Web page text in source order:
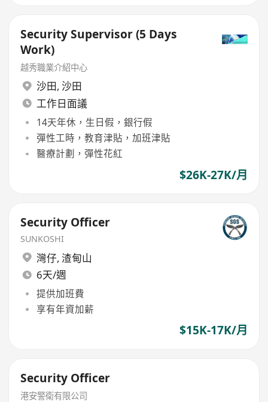
Security Supervisor (5 Days
Work)
越秀職業介紹中心
沙田, 沙田
工作日面議
14天年休，生日假，銀行假
彈性工時，教育津貼，加班津貼
醫療計劃，彈性花紅
$26K-27K/月
Security Officer
SUNKOSHI
灣仔, 渣甸山
6天/週
提供加班費
享有年資加薪
$15K-17K/月
Security Officer
港安警衛有限公司